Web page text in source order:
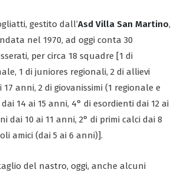
gestito dall’Asd Villa San Martino,
nel 1970, ad oggi conta 30
per circa 18 squadre [1 di
1 di juniores regionali, 2 di allievi
anni, 2 di giovanissimi (1 regionale e
14 ai 15 anni, 4° di esordienti dai 12 ai
dai 10 ai 11 anni, 2° di primi calci dai 8
amici (dai 5 ai 6 anni)].
del nastro, oggi, anche alcuni